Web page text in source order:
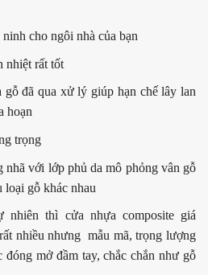
cho ngôi nhà của bạn
nhiệt rất tốt
gỗ đã qua xử lý giúp hạn chế lây lan
hoạn
trọng
nhã với lớp phủ da mô phỏng vân gỗ
loại gỗ khác nhau
nhiên thì cửa nhựa composite giá
nhiều nhưng mẫu mã, trọng lượng
đóng mở đầm tay, chắc chắn như gỗ